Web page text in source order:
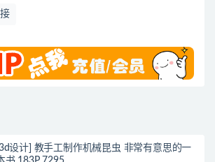
设计] 教手工制作机械昆虫 非常有意思的一